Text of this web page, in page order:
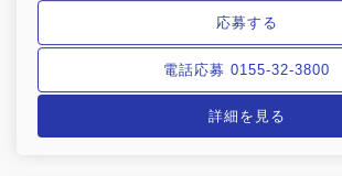
応募する
電話応募 0155-32-3800
詳細を見る